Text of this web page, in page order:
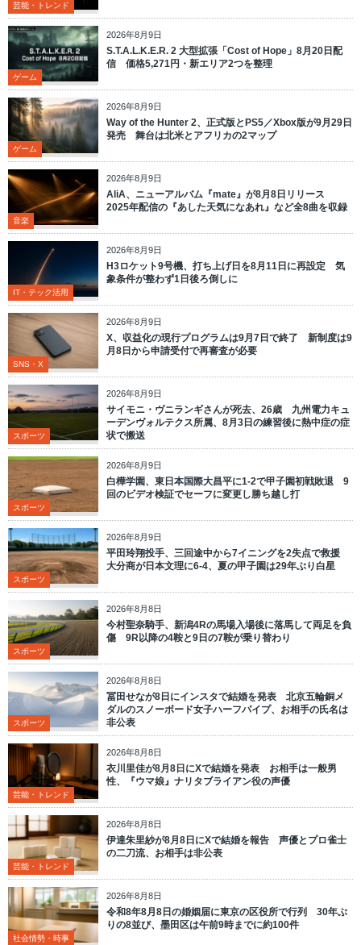
芸能・トレンド
2026年8月9日
ゲーム
S.T.A.L.K.E.R. 2 大型拡張「Cost of Hope」8月20日配
信 価格5,271円・新エリア2つを整理
2026年8月9日
ゲーム
Way of the Hunter 2、正式版とPS5／Xbox版が9月29日
発売 舞台は北米とアフリカの2マップ
2026年8月9日
音楽
AliA、ニューアルバム『mate』が8月8日リリース
2025年配信の『あした天気になあれ』など全8曲を収録
2026年8月9日
IT・テック活用
H3ロケット9号機、打ち上げ日を8月11日に再設定 気
象条件が整わず1日後ろ倒しに
2026年8月9日
SNS・X
X、収益化の現行プログラムは9月7日で終了 新制度は9
月8日から申請受付で再審査が必要
2026年8月9日
スポーツ
サイモニ・ヴニランギさんが死去、26歳 九州電力キュ
ーデンヴォルテクス所属、8月3日の練習後に熱中症の症
状で搬送
2026年8月9日
スポーツ
白樺学園、東日本国際大昌平に1-2で甲子園初戦敗退 9
回のビデオ検証でセーフに変更し勝ち越し打
2026年8月9日
スポーツ
平田玲翔投手、三回途中から7イニングを2失点で救援
大分商が日本文理に6-4、夏の甲子園は29年ぶり白星
2026年8月8日
スポーツ
今村聖奈騎手、新潟4Rの馬場入場後に落馬して両足を負
傷 9R以降の4鞍と9日の7鞍が乗り替わり
2026年8月8日
スポーツ
冨田せなが8日にインスタで結婚を発表 北京五輪銅メ
ダルのスノーボード女子ハーフパイプ、お相手の氏名は
非公表
2026年8月8日
芸能・トレンド
衣川里佳が8月8日にXで結婚を発表 お相手は一般男
性、『ウマ娘』ナリタブライアン役の声優
2026年8月8日
芸能・トレンド
伊達朱里紗が8月8日にXで結婚を報告 声優とプロ雀士
の二刀流、お相手は非公表
2026年8月8日
社会情勢・時事
令和8年8月8日の婚姻届に東京の区役所で行列 30年ぶ
りの8並び、墨田区は午前9時までに約100件